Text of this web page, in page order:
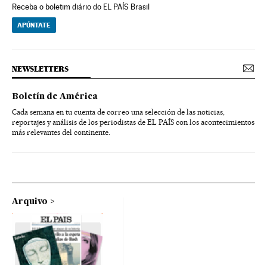
Receba o boletim diário do EL PAÍS Brasil
APÚNTATE
NEWSLETTERS
Boletín de América
Cada semana en tu cuenta de correo una selección de las noticias,
reportajes y análisis de los periodistas de EL PAÍS con los acontecimientos
más relevantes del continente.
Arquivo